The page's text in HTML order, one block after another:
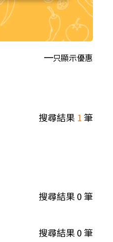
只顯示優惠
搜尋結果 1筆
搜尋結果0筆
搜尋結果0筆